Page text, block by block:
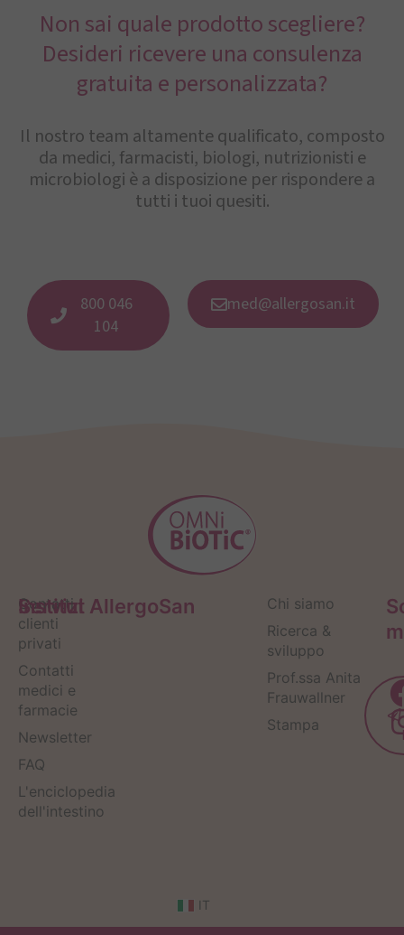
Non sai quale prodotto scegliere?
Desideri ricevere una consulenza
gratuita e personalizzata?
Il nostro team altamente qualificato, composto
da medici, farmacisti, biologi, nutrizionisti e
microbiologi è a disposizione per rispondere a
tutti i tuoi quesiti.
800 046
104
med@allergosan.it
Servizi
Contatti
clienti
privati
Contatti
medici e
farmacie
Newsletter
FAQ
L'enciclopedia
dell'intestino
Institut AllergoSan
Chi siamo
Ricerca &
sviluppo
Prof.ssa Anita
Frauwallner
Stampa
IT